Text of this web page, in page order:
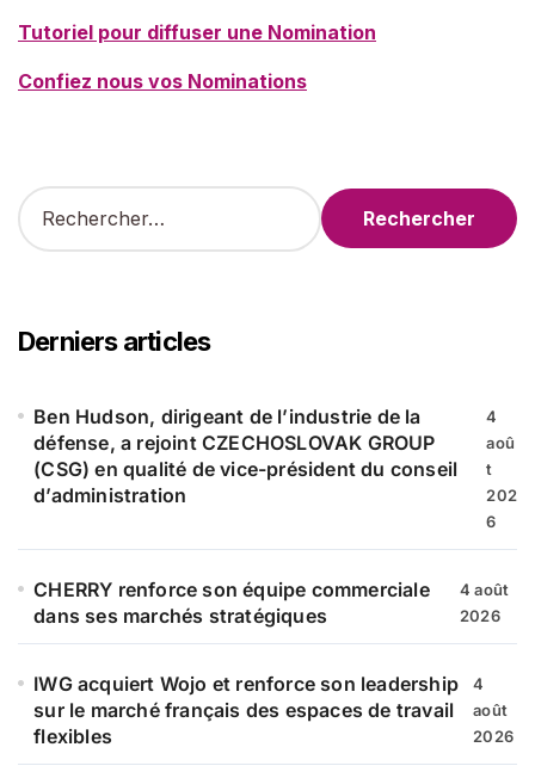
Tutoriel pour diffuser une Nomination
Confiez nous vos Nominations
R
e
r
c
e
Derniers articles
Ben Hudson, dirigeant de l’industrie de la
défense, a rejoint CZECHOSLOVAK GROUP
(CSG) en qualité de vice-président du conseil
d’administration
4
aoû
t
202
6
CHERRY renforce son équipe commerciale
dans ses marchés stratégiques
4 août
2026
IWG acquiert Wojo et renforce son leadership
sur le marché français des espaces de travail
flexibles
4
août
2026